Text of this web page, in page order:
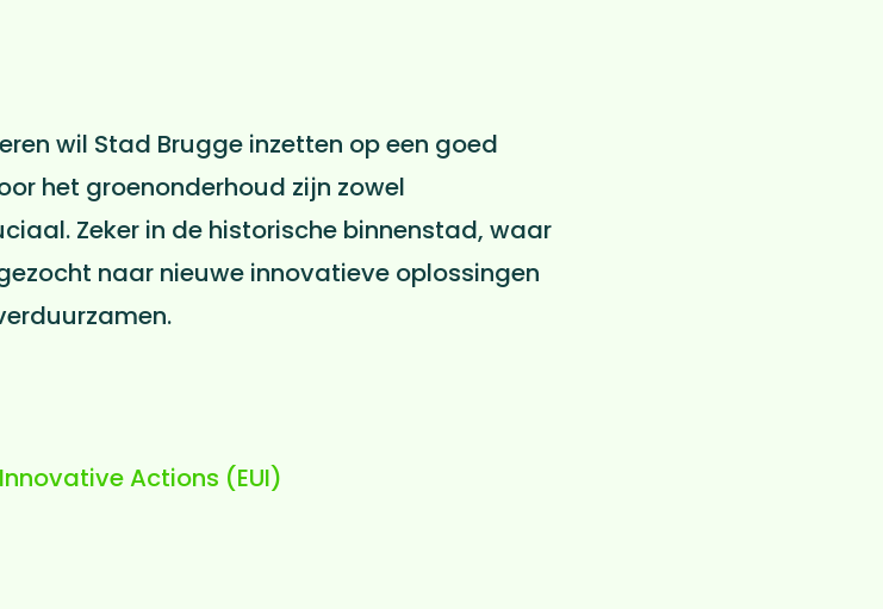
wil Stad Brugge inzetten op een goed
het groenonderhoud zijn zowel
Zeker in de historische binnenstad, waar
naar nieuwe innovatieve oplossingen
Actions (EUI)